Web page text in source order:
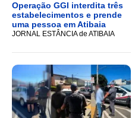
Operação GGI interdita três
estabelecimentos e prende
uma pessoa em Atibaia
JORNAL ESTÂNCIA de ATIBAIA